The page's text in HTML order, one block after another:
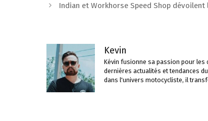
des
Indian et Workhorse Speed ​​​​Shop dévoilent
Kevin
Kévin fusionne sa passion pour les
dernières actualités et tendances
dans l'univers motocycliste, il